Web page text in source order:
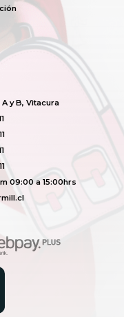
y B, Vitacura
09:00 a 15:00hrs